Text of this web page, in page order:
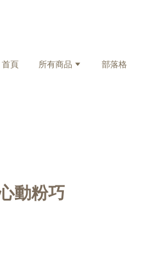
首頁 所有商品 部落格
動粉巧